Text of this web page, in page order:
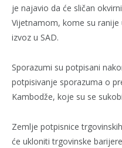
je najavio da će sličan
Vijetnamom, kome su
izvoz u SAD.
Sporazumi su potpisani
potpisivanje sporazuma o
Kambodže, koje su se
Zemlje potpisnice
će ukloniti trgovinske